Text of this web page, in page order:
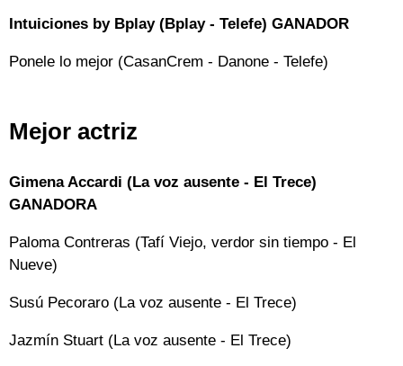
Intuiciones by Bplay (Bplay - Telefe) GANADOR
Ponele lo mejor (CasanCrem - Danone - Telefe)
Mejor actriz
Gimena Accardi (La voz ausente - El Trece)
GANADORA
Paloma Contreras (Tafí Viejo, verdor sin tiempo - El
Nueve)
Susú Pecoraro (La voz ausente - El Trece)
Jazmín Stuart (La voz ausente - El Trece)